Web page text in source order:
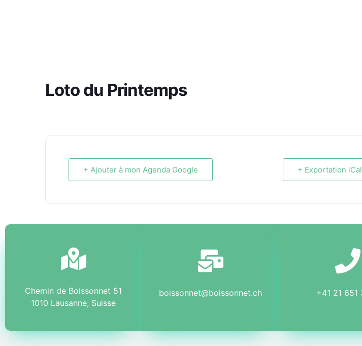
Loto du Printemps
+ Ajouter à mon Agenda Google + Exportation
Chemin de Boissonnet 51
1010 Lausanne, Suisse
boissonnet@boissonnet.ch +41 21 651